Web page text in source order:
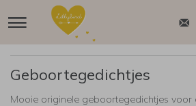
Geboortegedichtjes
Mooie originele geboortegedichtjes voor